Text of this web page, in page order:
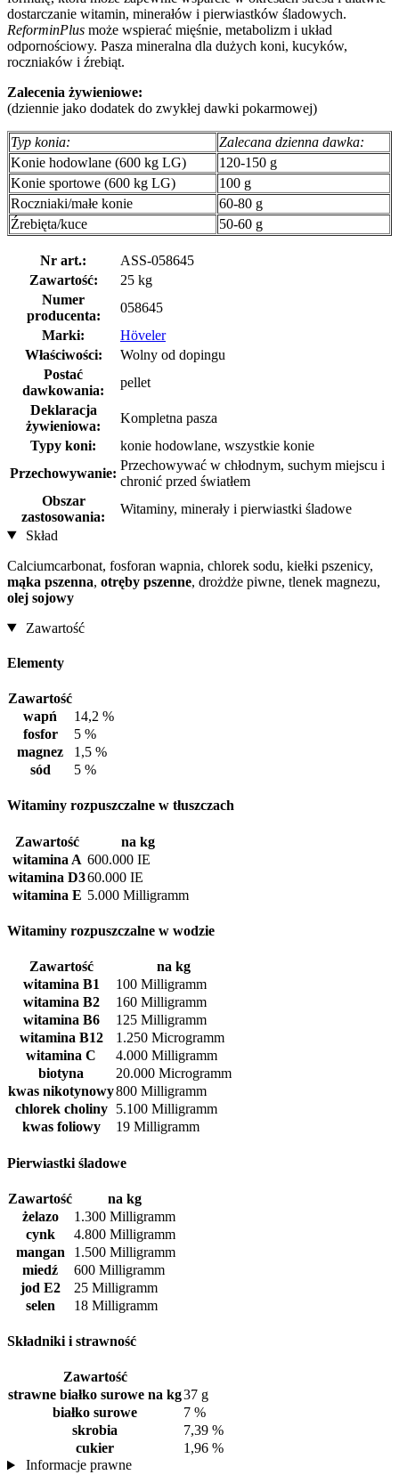
dostarczanie witamin, minerałów i pierwiastków śladowych.
ReforminPlus może wspierać mięśnie, metabolizm i układ
odpornościowy. Pasza mineralna dla dużych koni, kucyków,
roczniaków i źrebiąt.
Zalecenia żywieniowe:
(dziennie jako dodatek do zwykłej dawki pokarmowej)
Typ konia:
Zalecana dzienna dawka:
Konie hodowlane (600 kg LG)
120-150 g
Konie sportowe (600 kg LG)
100 g
Roczniaki/małe konie
60-80 g
Źrebięta/kuce
50-60 g
Nr art.:
ASS-058645
Zawartość:
25 kg
Numer
producenta:
058645
Marki:
Höveler
Właściwości:
Wolny od dopingu
Postać
dawkowania:
pellet
Deklaracja
żywieniowa:
Kompletna pasza
Typy koni:
konie hodowlane, wszystkie konie
Przechowywanie:
Przechowywać w chłodnym, suchym miejscu i
chronić przed światłem
Obszar
zastosowania:
Witaminy, minerały i pierwiastki śladowe
Skład
Calciumcarbonat, fosforan wapnia, chlorek sodu, kiełki pszenicy,
mąka pszenna, otręby pszenne, drożdże piwne, tlenek magnezu,
olej sojowy
Zawartość
Elementy
Zawartość
wapń
14,2 %
fosfor
5 %
magnez
1,5 %
sód
5 %
Witaminy rozpuszczalne w tłuszczach
Zawartość
na kg
witamina A 600.000 IE
witamina D360.000 IE
witamina E 5.000 Milligramm
Witaminy rozpuszczalne w wodzie
Zawartość
na kg
witamina B1
100 Milligramm
witamina B2
160 Milligramm
witamina B6
125 Milligramm
witamina B12
1.250 Microgramm
witamina C
4.000 Milligramm
biotyna
20.000 Microgramm
kwas nikotynowy800 Milligramm
chlorek choliny
5.100 Milligramm
kwas foliowy
19 Milligramm
Pierwiastki śladowe
Zawartość
na kg
żelazo
1.300 Milligramm
cynk
4.800 Milligramm
mangan
1.500 Milligramm
miedź
600 Milligramm
jod E2
25 Milligramm
selen
18 Milligramm
Składniki i strawność
Zawartość
strawne białko surowe na kg37 g
białko surowe
7 %
skrobia
7,39 %
cukier
1,96 %
Informacje prawne